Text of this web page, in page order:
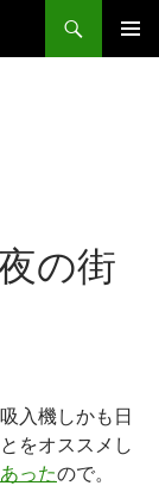
の街
入機しかも日
をオススメし
ったので。